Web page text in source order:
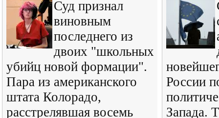
Суд признал
виновным
последнего из
двоих "школьных
убийц новой формации".
Пара из американского
штата Колорадо,
расстрелявшая восемь
России
Запада.